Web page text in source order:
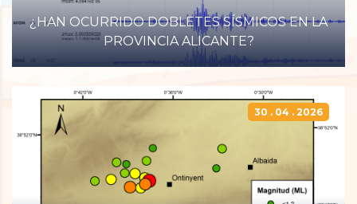
¿HA SENTIDO UN TERREMOTO?
¿HAN OCURRIDO DOBLETES SÍSMICOS EN LA
PROVINCIA ALICANTE?
30 . 04 . 2026